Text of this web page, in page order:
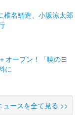
椎名鯛造、⼩坂涼太郎
オープン！「暁のヨ
に
ュースを全て見る >>